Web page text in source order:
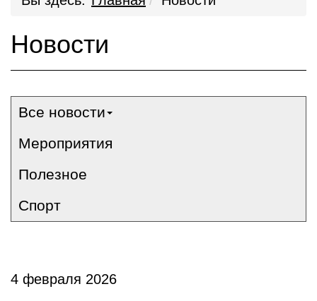
Новости
Все новости
Мероприятия
Полезное
Спорт
4 февраля 2026